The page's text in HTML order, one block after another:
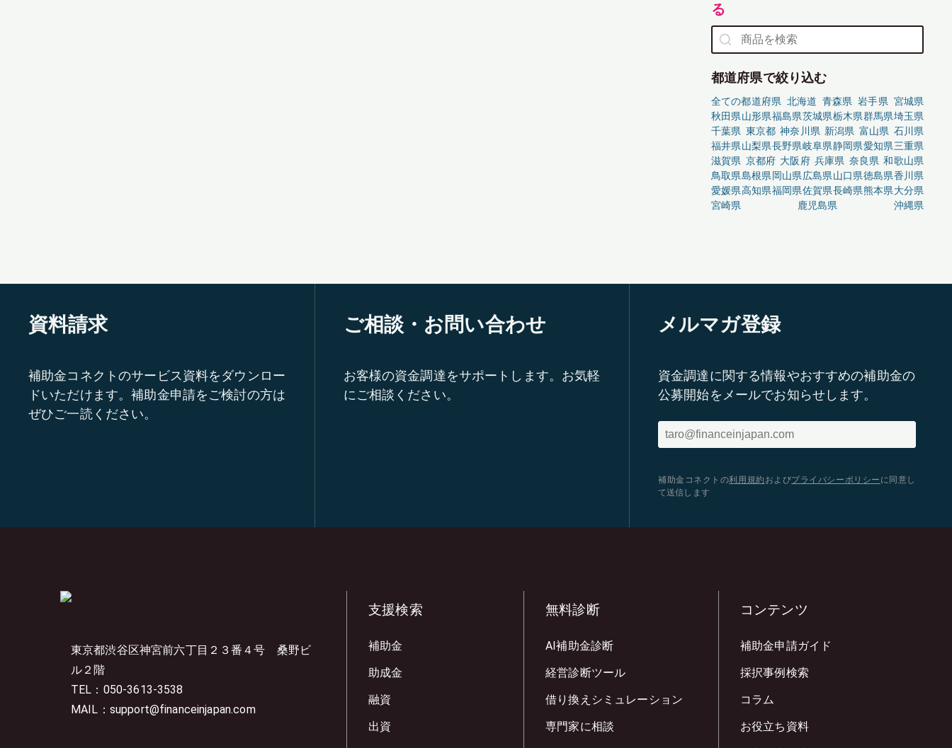
る
都道府県で絞り込む
全ての都道府県 北海道 青森県 岩手県 宮城県
秋田県山形県福島県茨城県栃木県群馬県埼玉県
千葉県 東京都 神奈川県 新潟県 富山県 石川県
福井県山梨県長野県岐阜県静岡県愛知県三重県
滋賀県 京都府 大阪府 兵庫県 奈良県 和歌山県
鳥取県島根県岡山県広島県山口県徳島県香川県
愛媛県高知県福岡県佐賀県長崎県熊本県大分県
宮崎県
鹿児島県 沖縄県
資料請求
補助金コネクトのサービス資料をダウンロー
ドいただけます。補助金申請をご検討の方は
ぜひご一読ください。
ご相談・お問い合わせ
お客様の資金調達をサポートします。お気軽
にご相談ください。
メルマガ登録
資金調達に関する情報やおすすめの補助金の
公募開始をメールでお知らせします。
補助金コネクトの利用規約 およびプライバシーポリシー に同意し
て送信します
東京都渋谷区神宮前六丁目２３番４号 桑野ビ
ル２階
TEL：050-3613-3538
MAIL：support@financeinjapan.com
支援検索
補助金
助成金
融資
出資
無料診断
AI補助金診断
経営診断ツール
借り換えシミュレーション
専門家に相談
コンテンツ
補助金申請ガイド
採択事例検索
コラム
お役立ち資料